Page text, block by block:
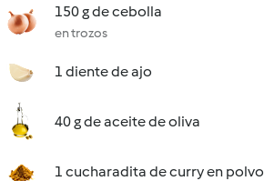
150 g de cebolla
en trozos
1 diente de ajo
40 g de aceite de oliva
1 cucharadita de curry en polvo